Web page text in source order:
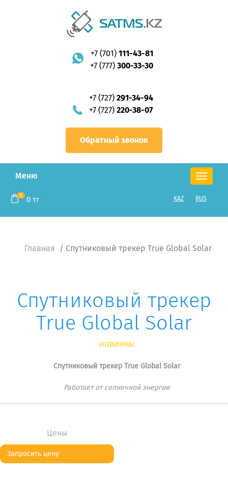
+7 (701) 111-43-81
+7 (777) 300-33-30
+7 (727) 291-34-94
+7 (727) 220-38-07
Обратный звонок
Toggle
navigation
Меню
0 0тг KAZ RUS
Главная / Спутниковый трекер True Global Solar
Спутниковый трекер
True Global Solar
НОВИНКА!
Cпутниковый трекер True Global Solar
Работает от солнечной энергии
Цены
Запросить цену